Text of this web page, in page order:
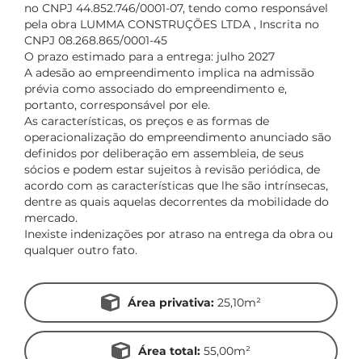
no CNPJ 44.852.746/0001-07, tendo como responsável
pela obra LUMMA CONSTRUÇÕES LTDA , Inscrita no
CNPJ 08.268.865/0001-45
O prazo estimado para a entrega: julho 2027
A adesão ao empreendimento implica na admissão
prévia como associado do empreendimento e,
portanto, corresponsável por ele.
As características, os preços e as formas de
operacionalização do empreendimento anunciado são
definidos por deliberação em assembleia, de seus
sócios e podem estar sujeitos à revisão periódica, de
acordo com as características que lhe são intrínsecas,
dentre as quais aquelas decorrentes da mobilidade do
mercado.
Inexiste indenizações por atraso na entrega da obra ou
qualquer outro fato.
Área privativa: 25,10m²
Área total: 55,00m²